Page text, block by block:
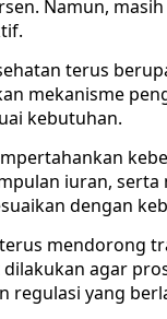
Namun,
terus
mekanisme
kebutuhan.
iuran,
dengan
terus mendorong
agar
regulasi yang